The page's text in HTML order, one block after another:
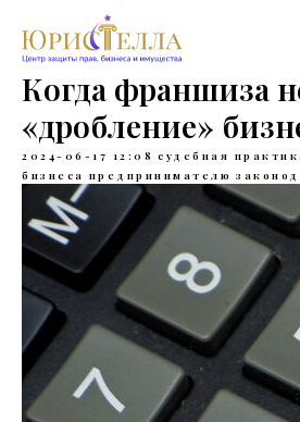
Когда франшиза
«дробление»
2024-06-17 12:08 судебная
бизнеса предпринимателю